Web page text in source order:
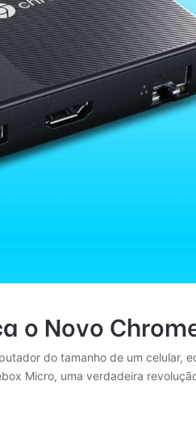
o Novo
do tamanho de um celular,
Micro, uma verdadeira